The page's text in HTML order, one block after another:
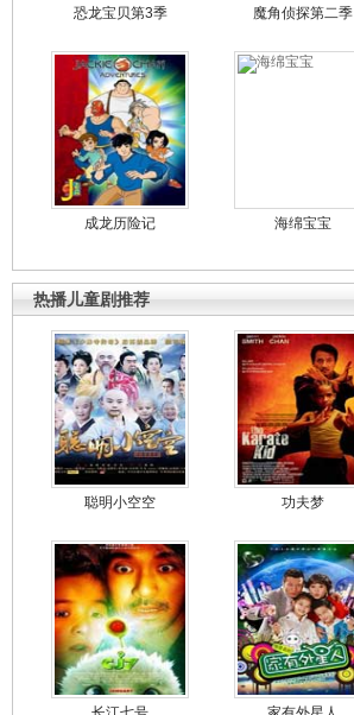
恐龙宝贝第3季 魔角侦探第二季
成龙历险记 海绵宝宝
热播儿童剧推荐
聪明小空空 功夫梦